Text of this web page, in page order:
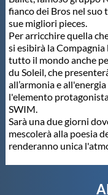
Webmail
Contatti
Mappa del sito
fianco dei Bros nel suo
sue migliori pieces.
Per arricchire quella
si esibirà la
tutto il mondo anche
du Soleil, che
all’armonia e
l'elemento
SWIM.
Sarà una due giorni
mescolerà alla poesia
renderanno unica